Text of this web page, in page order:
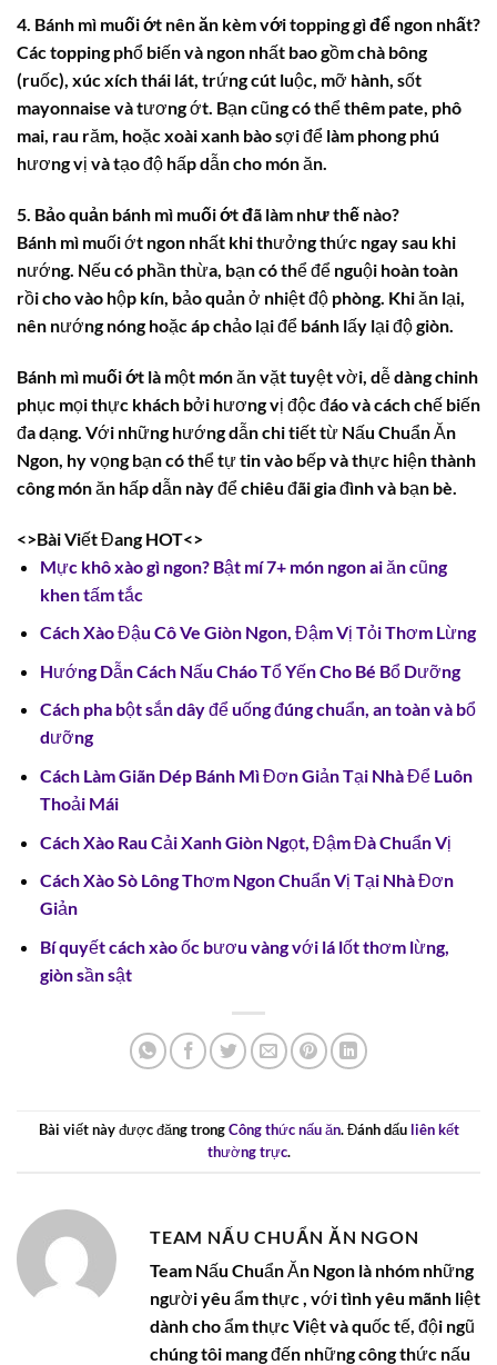
4. Bánh mì muối ớt nên ăn kèm với topping gì để ngon nhất?
Các topping phổ biến và ngon nhất bao gồm chà bông
(ruốc), xúc xích thái lát, trứng cút luộc, mỡ hành, sốt
mayonnaise và tương ớt. Bạn cũng có thể thêm pate, phô
mai, rau răm, hoặc xoài xanh bào sợi để làm phong phú
hương vị và tạo độ hấp dẫn cho món ăn.
5. Bảo quản bánh mì muối ớt đã làm như thế nào?
Bánh mì muối ớt ngon nhất khi thưởng thức ngay sau khi
nướng. Nếu có phần thừa, bạn có thể để nguội hoàn toàn
rồi cho vào hộp kín, bảo quản ở nhiệt độ phòng. Khi ăn lại,
nên nướng nóng hoặc áp chảo lại để bánh lấy lại độ giòn.
Bánh mì muối ớt là một món ăn vặt tuyệt vời, dễ dàng chinh
phục mọi thực khách bởi hương vị độc đáo và cách chế biến
đa dạng. Với những hướng dẫn chi tiết từ Nấu Chuẩn Ăn
Ngon, hy vọng bạn có thể tự tin vào bếp và thực hiện thành
công món ăn hấp dẫn này để chiêu đãi gia đình và bạn bè.
<>Bài Viết Đang HOT<>
Mực khô xào gì ngon? Bật mí 7+ món ngon ai ăn cũng
khen tấm tắc
Cách Xào Đậu Cô Ve Giòn Ngon, Đậm Vị Tỏi Thơm Lừng
Hướng Dẫn Cách Nấu Cháo Tổ Yến Cho Bé Bổ Dưỡng
Cách pha bột sắn dây để uống đúng chuẩn, an toàn và bổ
dưỡng
Cách Làm Giãn Dép Bánh Mì Đơn Giản Tại Nhà Để Luôn
Thoải Mái
Cách Xào Rau Cải Xanh Giòn Ngọt, Đậm Đà Chuẩn Vị
Cách Xào Sò Lông Thơm Ngon Chuẩn Vị Tại Nhà Đơn
Giản
Bí quyết cách xào ốc bươu vàng với lá lốt thơm lừng,
giòn sần sật
Bài viết này được đăng trongCông thức nấu ăn. Đánh dấu liên kết
thường trực.
TEAM NẤU CHUẨN ĂN NGON
Team Nấu Chuẩn Ăn Ngon là nhóm những
người yêu ẩm thực , với tình yêu mãnh liệt
dành cho ẩm thực Việt và quốc tế, đội ngũ
chúng tôi mang đến những công thức nấu